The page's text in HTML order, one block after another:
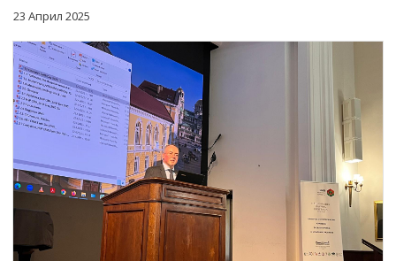
ПРЕДСТОЯЩИ СЪБИТИЯ
ЗА ОБЩЕСТВЕНО ОБСЪЖДАНЕ
ПРОЕКТИ ЗА ОБЩЕСТВЕНО ОБСЪЖДАНЕ
ЗАВЪРШИЛИ ПРОЦЕДУРИ ЗА ОБЩЕСТВЕНО
ОБСЪЖДАНЕ
ИНТЕРВЮТА
ПАРЛАМЕНТАРЕН КОНТРОЛ
ФОТОГАЛЕРИЯ
ВИДЕОГАЛЕРИЯ
23 Април 2025